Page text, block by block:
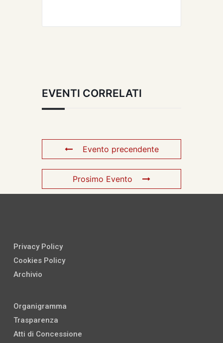
EVENTI CORRELATI
Evento precendente
Prosimo Evento
Privacy Policy
Cookies Policy
Archivio
Organigramma
Trasparenza
Atti di Concessione